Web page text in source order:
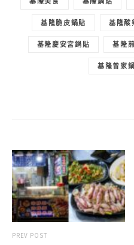
基隆脆皮鍋貼 基隆酸
基隆慶安宮鍋貼 基隆
基隆曾家
PREV POST